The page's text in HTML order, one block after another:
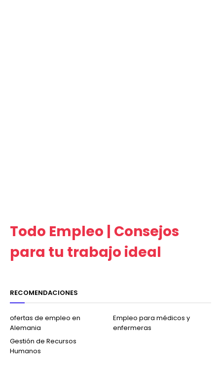
Todo Empleo | Consejos
para tu trabajo ideal
RECOMENDACIONES
ofertas de empleo en
Alemania
Empleo para médicos y
enfermeras
Gestión de Recursos
Humanos